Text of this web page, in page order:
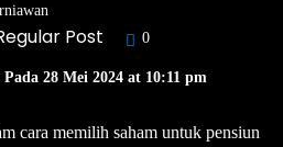
Post 0
28 Mei 2024 at 10:11 pm
cara memilih saham untuk pensiun